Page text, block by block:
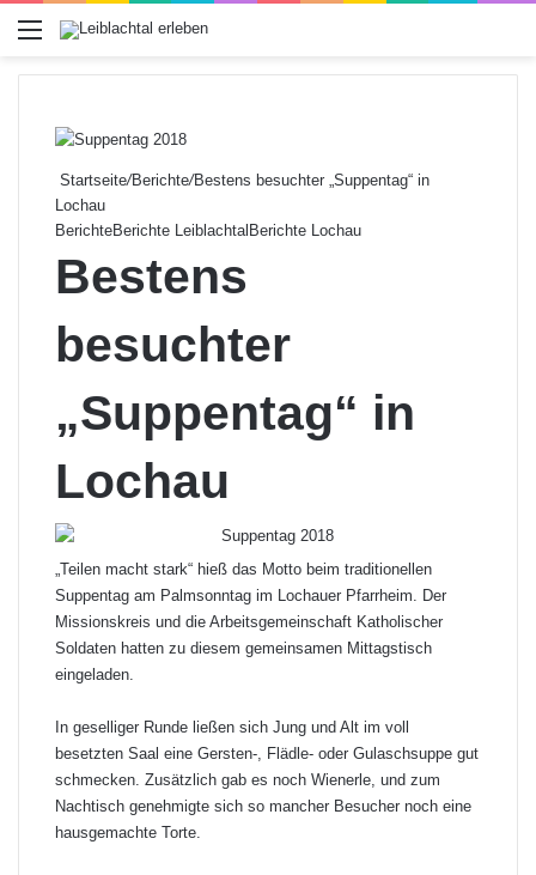
Menü
Startseite/Berichte/Bestens besuchter „Suppentag“ in
Lochau
BerichteBerichte Leiblachtal Berichte Lochau
Bestens
besuchter
„Suppentag“ in
Lochau
„Teilen macht stark“ hieß das Motto beim traditionellen
Suppentag am Palmsonntag im Lochauer Pfarrheim. Der
Missionskreis und die Arbeitsgemeinschaft Katholischer
Soldaten hatten zu diesem gemeinsamen Mittagstisch
eingeladen.
In geselliger Runde ließen sich Jung und Alt im voll
besetzten Saal eine Gersten-, Flädle- oder Gulaschsuppe gut
schmecken. Zusätzlich gab es noch Wienerle, und zum
Nachtisch genehmigte sich so mancher Besucher noch eine
hausgemachte Torte.